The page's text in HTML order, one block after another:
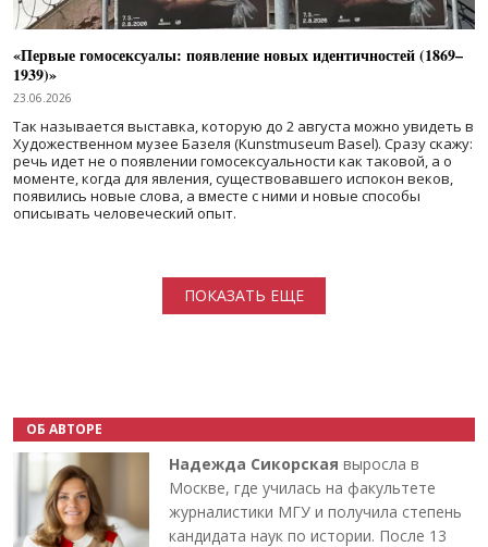
«Первые гомосексуалы: появление новых идентичностей (1869–
1939)»
23.06.2026
Так называется выставка, которую до 2 августа можно увидеть в
Художественном музее Базеля (Kunstmuseum Basel). Сразу скажу:
речь идет не о появлении гомосексуальности как таковой, а о
моменте, когда для явления, существовавшего испокон веков,
появились новые слова, а вместе с ними и новые способы
описывать человеческий опыт.
ПОКАЗАТЬ ЕЩЕ
ОБ АВТОРЕ
Надежда Сикорская выросла в
Москве, где училась на факультете
журналистики МГУ и получила степень
кандидата наук по истории. После 13